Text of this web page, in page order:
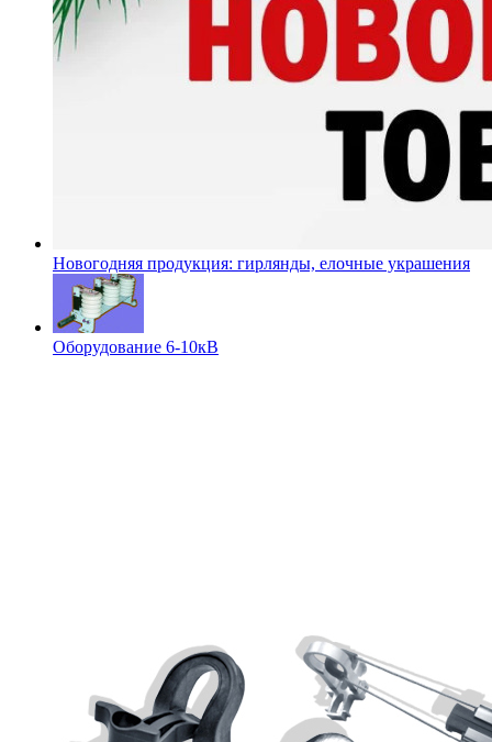
Новогодняя продукция: гирлянды, елочные украшения
Оборудование 6-10кВ